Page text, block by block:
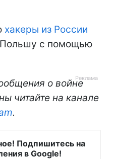
хакеры из России
с помощью
о войне
читайте на канале
.
Подпишитесь на
в Google!